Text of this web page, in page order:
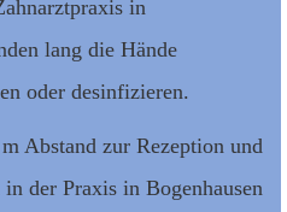
in
lang die Hände
oder desinfizieren.
Abstand zur Rezeption und
der Praxis in Bogenhausen